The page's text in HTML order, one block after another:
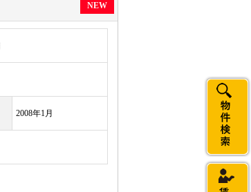
NEW
2008年1月